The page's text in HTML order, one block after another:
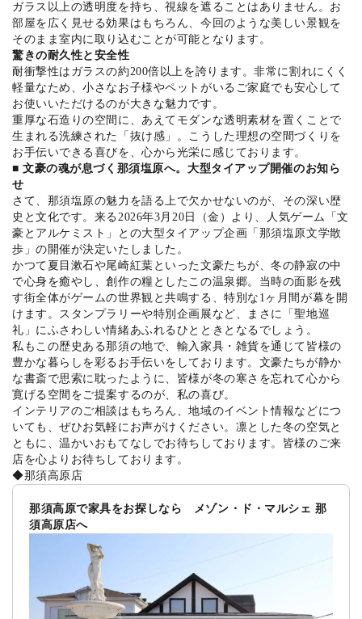
ガラス以上の透明度を持ち、視線を遮ることはありません。お
部屋を広く見せる効果はもちろん、今回のような美しい景観を
そのまま室内に取り込むことが可能となります。
驚きの耐久性と安全性
耐衝撃性はガラスの約200倍以上を誇ります。非常に割れにくく
軽量なため、小さなお子様やペットがいるご家庭でも安心して
お使いいただけるのが大きな魅力です。
重厚な石造りの空間に、あえてモダンな透明素材を置くことで
生まれる洗練された「抜け感」。こうした理想の空間づくりを
お手伝いできる喜びを、心から光栄に感じております。
■ 文豪の魂が息づく那須塩原へ。大型タイアップ開催のお知ら
せ
さて、那須塩原の魅力を語る上で欠かせないのが、その深い歴
史と文化です。来る2026年3月20日（金）より、人気ゲーム「文
豪とアルケミスト」との大型タイアップ企画「那須塩原文学散
歩」の開催が決定いたしました。
かつて夏目漱石や尾崎紅葉といった文豪たちが、冬の静寂の中
で心身を癒やし、創作の糧としたこの温泉郷。当時の面影を残
す街全体がゲームの世界観と共鳴する、特別な1ヶ月間が幕を開
けます。スタンプラリーや特別企画展など、まさに「聖地巡
礼」にふさわしい情緒あふれるひとときとなるでしょう。
私もこの歴史ある那須の地で、輸入家具・雑貨を通じて皆様の
豊かな暮らしを彩るお手伝いをしております。文豪たちが静か
な書斎で思索に耽ったように、皆様が冬の寒さを忘れて心から
寛げる空間をご提案するのが、私の喜び。
インテリアのご相談はもちろん、地域のイベント情報などにつ
いても、ぜひお気軽にお声がけください。凛とした冬の空気と
ともに、温かいおもてなしでお待ちしております。皆様のご来
店を心よりお待ちしております。
◆那須高原店
那須高原で家具をお探しなら メゾン・ド・マルシェ 那
須高原店へ